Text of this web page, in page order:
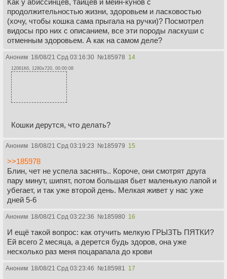
продолжительностью жизни, здоровьем и ласковостью
(хочу, чтобы кошка сама прыгала на ручки)? Посмотрел
видосы про них с описанием, все эти породы ласкуши с
отменным здоровьем. А как на самом деле?
Аноним 18/08/21 Срд 03:16:30 №185978 14
12061Кб, 1280x720, 00:00:08
Кошки дерутся, что делать?
Аноним 18/08/21 Срд 03:19:23 №185979 15
>>185978
Блин, чет не успела заснять.. Короче, они смотрят друга
пару минут, шипят, потом большая бьет маленькую лапой и
убегает, и так уже второй день. Мелкая живет у нас уже
дней 5-6
Аноним 18/08/21 Срд 03:22:36 №185980 16
И ещё такой вопрос: как отучить мелкую ГРЫЗТЬ ПЯТКИ?
Ей всего 2 месяца, а дерется будь здоров, она уже
несколько раз меня поцарапала до крови
Аноним 18/08/21 Срд 03:23:46 №185981 17